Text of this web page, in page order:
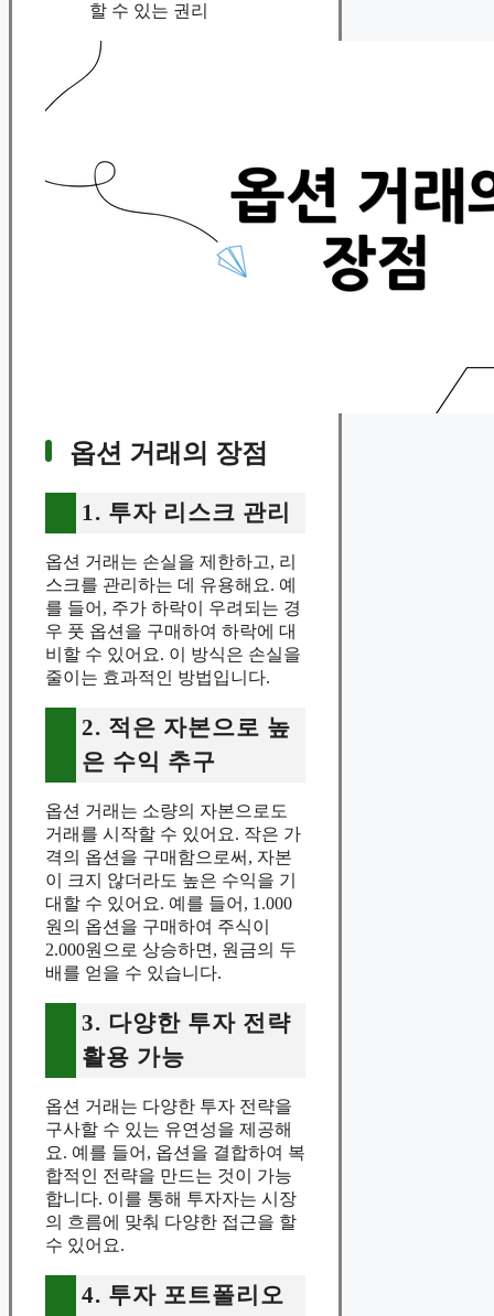
할 수 있는 권리
옵션 거래의 장점
1. 투자 리스크 관리
옵션 거래는 손실을 제한하고, 리
스크를 관리하는 데 유용해요. 예
를 들어, 주가 하락이 우려되는 경
우 풋 옵션을 구매하여 하락에 대
비할 수 있어요. 이 방식은 손실을
줄이는 효과적인 방법입니다.
2. 적은 자본으로 높
은 수익 추구
옵션 거래는 소량의 자본으로도
거래를 시작할 수 있어요. 작은 가
격의 옵션을 구매함으로써, 자본
이 크지 않더라도 높은 수익을 기
대할 수 있어요. 예를 들어, 1.000
원의 옵션을 구매하여 주식이
2.000원으로 상승하면, 원금의 두
배를 얻을 수 있습니다.
3. 다양한 투자 전략
활용 가능
옵션 거래는 다양한 투자 전략을
구사할 수 있는 유연성을 제공해
요. 예를 들어, 옵션을 결합하여 복
합적인 전략을 만드는 것이 가능
합니다. 이를 통해 투자자는 시장
의 흐름에 맞춰 다양한 접근을 할
수 있어요.
4. 투자 포트폴리오